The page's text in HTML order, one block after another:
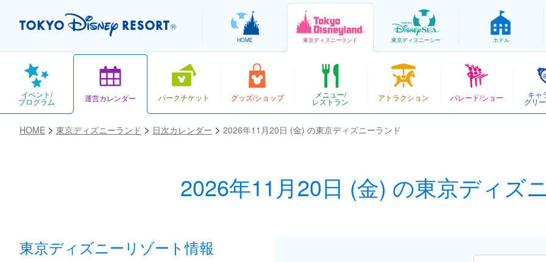
HOME 東京ディズニーランド 東京ディズニーシー ホテル
イベント/
プログラム 運営カレンダー パークチケット グッズ/ショップ メニュー/
レストラン アトラクション パレード/ショー キャ
グリ
HOME 東京ディズニーランド 日次カレンダー 2026年11月20日 (金) の東京ディズニーランド
2026年11月20日 (金) の東京ディズ
お気に入り
東京ディズニーリゾート情報